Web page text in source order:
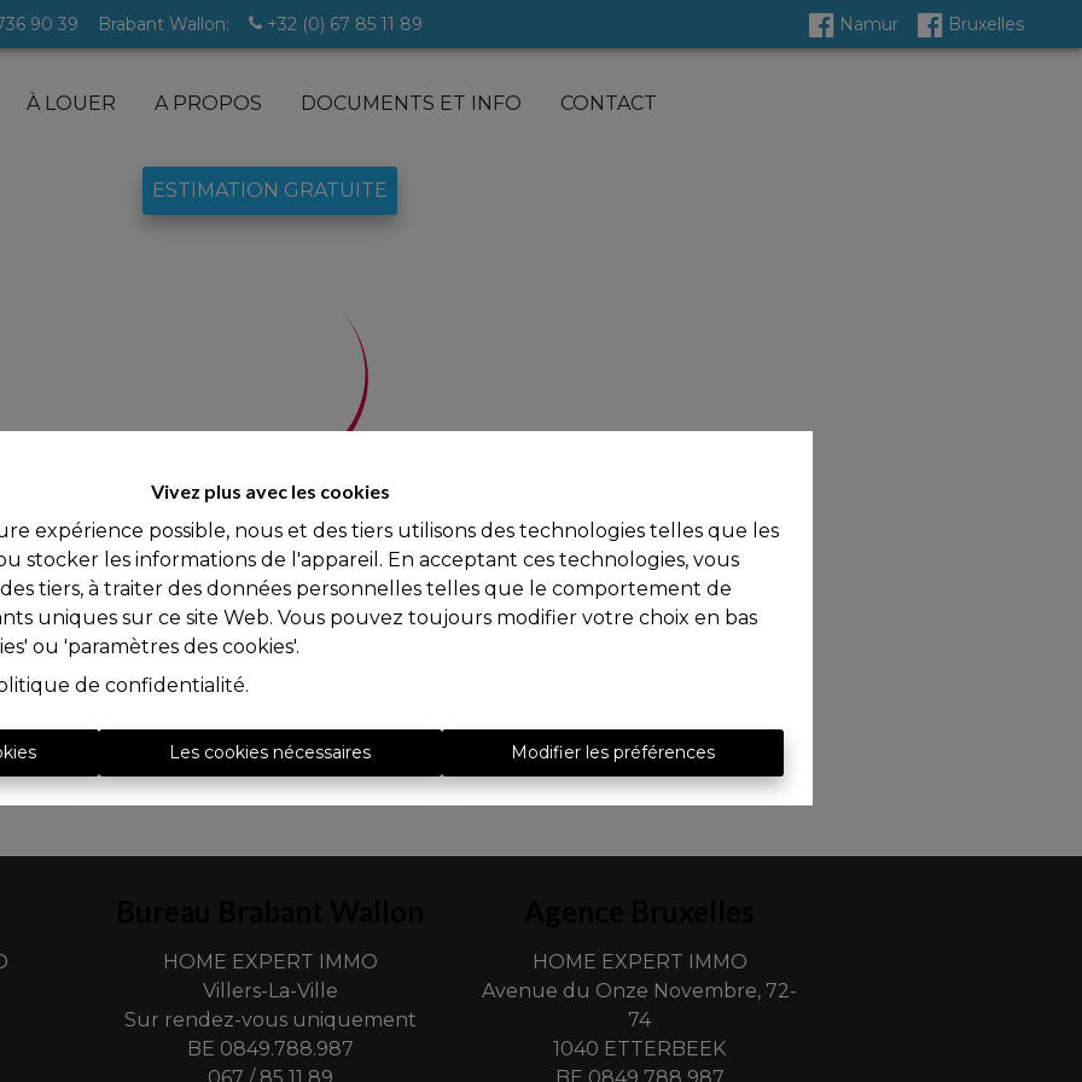
Vivez plus avec les cookies
expérience possible, nous et des tiers utilisons des technologies telles que les
stocker les informations de l'appareil. En acceptant ces technologies, vous
tiers, à traiter des données personnelles telles que le comportement de
uniques sur ce site Web. Vous pouvez toujours modifier votre choix en bas
ou 'paramètres des cookies'.
de confidentialité.
Les cookies nécessaires Modifier les préférences
90 39 Brabant Wallon: +32 (0) 67 85 11 89 Namur Bruxelles
À LOUER A PROPOS DOCUMENTS ET INFO CONTACT
ESTIMATION GRATUITE
HOME EXPERT IMMO
Villers-La-Ville
Sur rendez-vous uniquement
BE 0849.788.987
HOME EXPERT IMMO
Avenue du Onze Novembre, 72-
74
1040 ETTERBEEK